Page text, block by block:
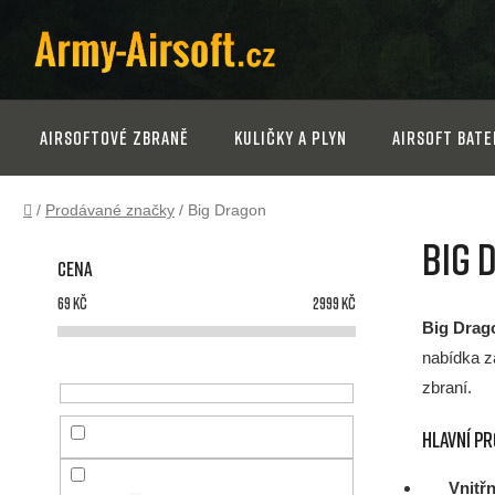
obsah
Airsoftové zbraně Kuličky a plyn Airsoft
Domů
/ Prodávané značky / Big Dragon
P
Cena
69Kč 2999Kč
Big
Big
nabídka
zbraní.
Hlavní